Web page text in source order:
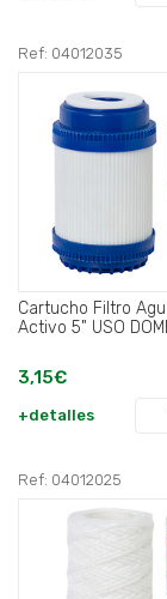
Ref: 04012035
Cartucho Filtro
Activo 5" USO
3,15€
+detalles
Ref: 04012025